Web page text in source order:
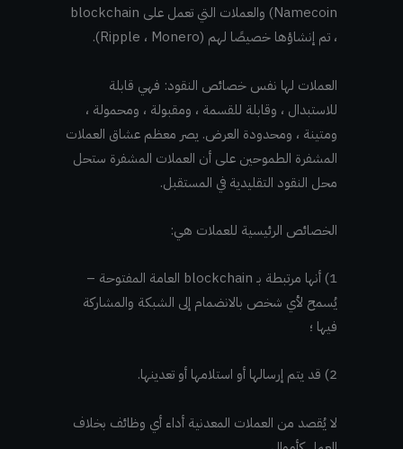
Namecoin) والعملات التي تعمل على blockchain
، تم إنشاؤها خصيصًا لهم (Ripple ، Monero).
العملات لها نفس خصائص النقود: فهي قابلة
للاستبدال ، وقابلة للقسمة ، ومقبولة ، ومحمولة ،
ومتينة ، ومحدودة العرض. يصر معظم عشاق العملات
المشفرة الطموحين على أن العملات المشفرة ستحل
محل النقود التقليدية في المستقبل.
الخصائص الرئيسية للعملات هي:
1) أنها مرتبطة بـ blockchain العامة المفتوحة –
يُسمح لأي شخص بالانضمام إلى الشبكة والمشاركة
فيها ؛
2) قد يتم إرسالها أو استلامها أو تعدينها.
لا يُقصد من العملات المعدنية أداء أي وظائف بخلاف